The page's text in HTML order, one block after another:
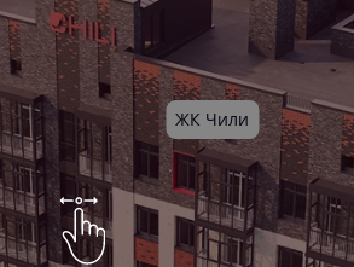
ЖК Чили